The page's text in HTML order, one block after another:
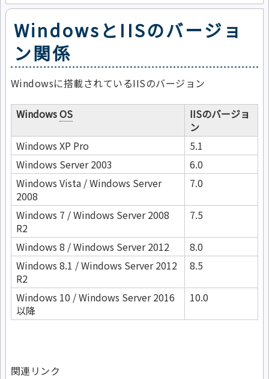
WindowsとIISのバージョ
ン関係
Windowsに搭載されているIISのバージョン
WindowsOS
IISのバージョ
ン
Windows XP Pro
5.1
Windows Server 2003
6.0
Windows Vista / Windows Server
2008
7.0
Windows 7 / Windows Server 2008
R2
7.5
Windows 8 / Windows Server 2012
8.0
Windows 8.1 / Windows Server 2012
R2
8.5
Windows 10 / Windows Server 2016
以降
10.0
関連リンク